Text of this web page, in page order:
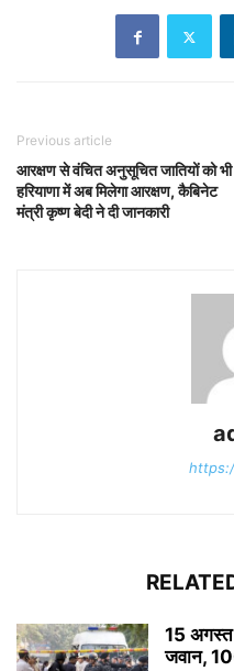
Previous article
आरक्षण से वंचित अनुसूचित जातियों को भी
हरियाणा में अब मिलेगा आरक्षण, कैबिनेट
मंत्री कृष्ण बेदी ने दी जानकारी
15 अगस्त
जवान,